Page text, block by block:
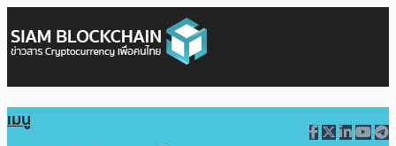
เมนู